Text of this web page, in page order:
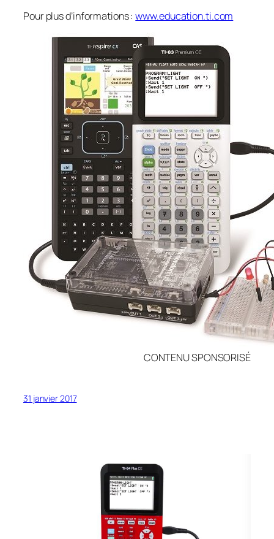
Pour plus d’informations :www.education.ti.com
CONTENU SPONSORISÉ
31 janvier 2017